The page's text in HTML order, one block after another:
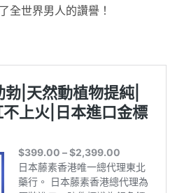
全世界男人的讚譽！